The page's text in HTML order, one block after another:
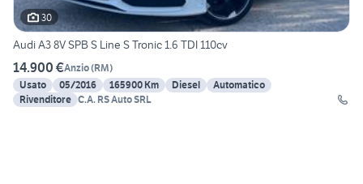
30
Audi A3 8V SPB S Line S Tronic 1.6 TDI 110cv
14.900 €Anzio(RM)
Usato
05/2016 165900 Km Diesel
Automatico
Rivenditore C.A. RS Auto SRL